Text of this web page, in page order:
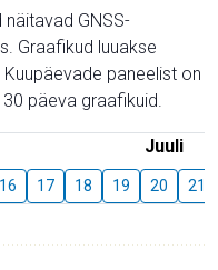
GNSS-
Graafikud luuakse
paneelist on
päeva graafikuid.
Juuli
16 17 18 19 20 21